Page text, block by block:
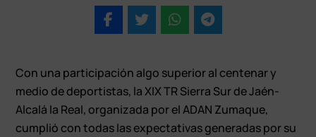
Con una participación algo superior al centenar y
medio de deportistas, la XIX TR Sierra Sur de Jaén-
Alcalá la Real, organizada por el ADAN Zumaque,
cumplió con todas las expectativas generadas por su